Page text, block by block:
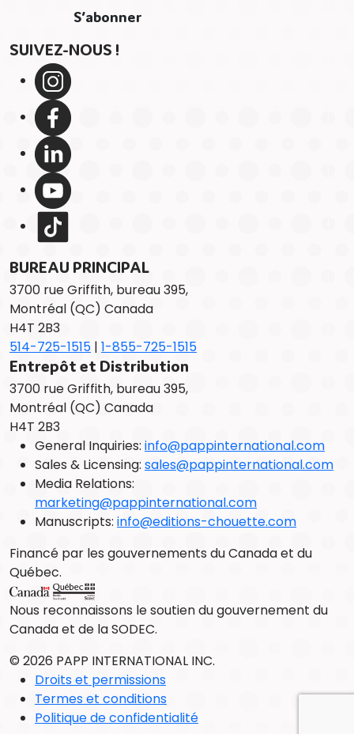
SUIVEZ-NOUS !
BUREAU PRINCIPAL
3700 rue Griffith, bureau 395,
Montréal (QC) Canada
H4T 2B3
514-725-1515 | 1-855-725-1515
Entrepôt et Distribution
3700 rue Griffith, bureau 395,
Montréal (QC) Canada
H4T 2B3
General Inquiries: info@pappinternational.com
Sales & Licensing: sales@pappinternational.com
Media Relations:
marketing@pappinternational.com
Manuscripts: info@editions-chouette.com
Financé par les gouvernements du Canada et du
Québec.
Nous reconnaissons le soutien du gouvernement du
Canada et de la SODEC.
© 2026 PAPP INTERNATIONAL INC.
Droits et permissions
Termes et conditions
Politique de confidentialité